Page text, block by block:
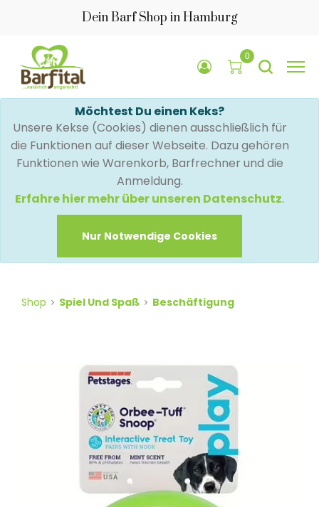
Dein Barf Shop in Hamburg
0
Möchtest Du einen Keks?
Unsere Kekse (Cookies) dienen ausschließlich für
die Funktionen auf dieser Webseite. Dazu gehören
Funktionen wie Warenkorb, Barfrechner und die
Anmeldung.
Erfahre hier mehr über unseren Datenschutz.
Nur Notwendige Cookies
Shop Spiel Und Spaß Beschäftigung